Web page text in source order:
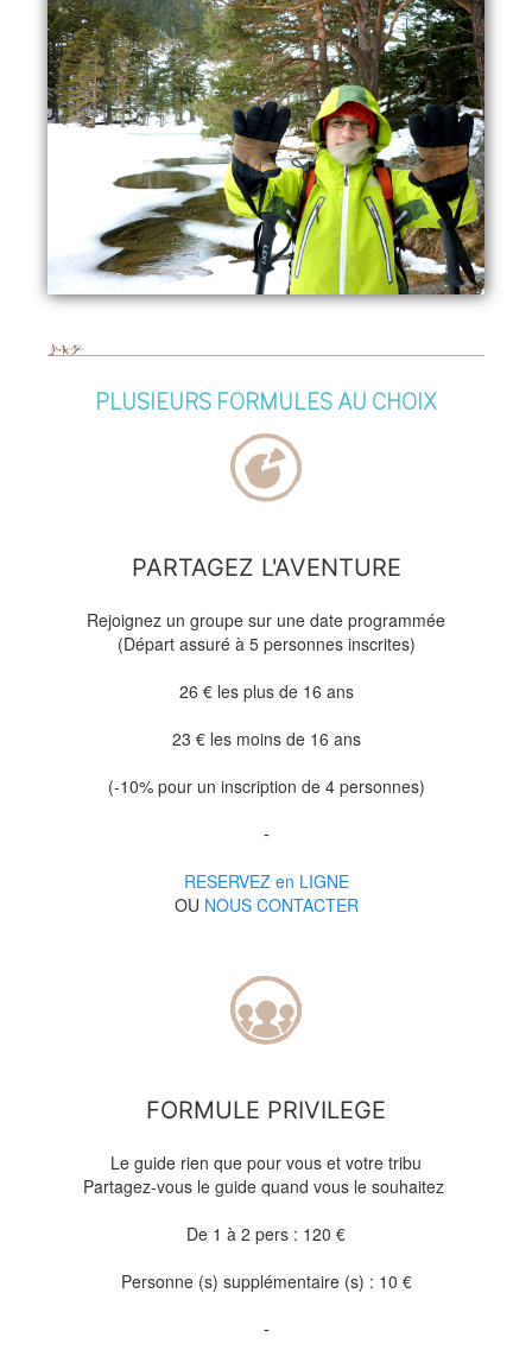
PLUSIEURS FORMULES AU CHOIX
PARTAGEZ L'AVENTURE
Rejoignez un groupe sur une date programmée
(Départ assuré à 5 personnes inscrites)
26 € les plus de 16 ans
23 € les moins de 16 ans
(-10% pour un inscription de 4 personnes)
-
RESERVEZ en LIGNE
OU NOUS CONTACTER
FORMULE PRIVILEGE
Le guide rien que pour vous et votre tribu
Partagez-vous le guide quand vous le souhaitez
De 1 à 2 pers : 120 €
Personne (s) supplémentaire (s) : 10 €
-